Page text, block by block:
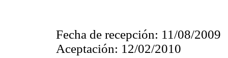
Fecha de recepción: 11/08/2009
Aceptación: 12/02/2010